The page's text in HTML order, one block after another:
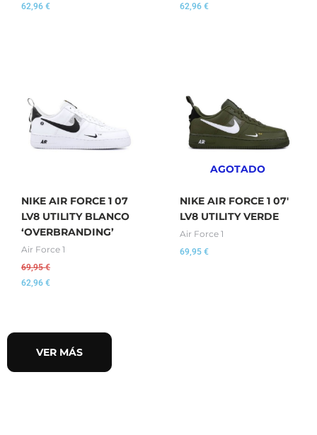
62,96 €
62,96 €
NIKE AIR FORCE 1 07
LV8 UTILITY BLANCO
‘OVERBRANDING’
Air Force 1
69,95€
62,96 €
AGOTADO
NIKE AIR FORCE 1 07′
LV8 UTILITY VERDE
Air Force 1
69,95 €
VER MÁS